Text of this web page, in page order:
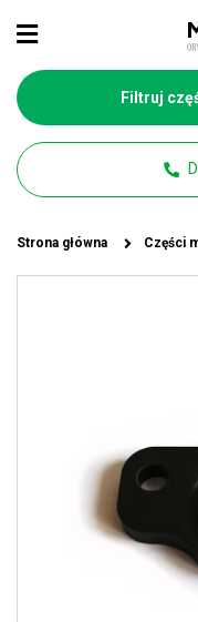
Filtruj
Strona główna Części